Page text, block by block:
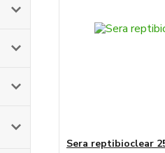
Sera reptibioclear